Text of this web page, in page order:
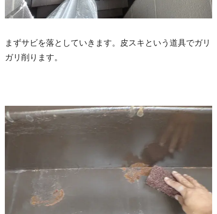
まずサビを落としていきます。皮スキという道具でガリ
ガリ削ります。